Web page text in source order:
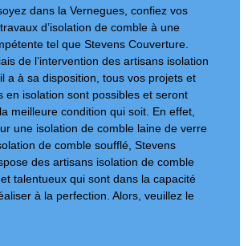
dans la Vernegues, confiez vos
d’isolation de comble à une
tel que Stevens Couverture.
de l’intervention des artisans isolation
a à sa disposition, tous vos projets et
en isolation sont possibles et seront
meilleure condition qui soit. En effet,
une isolation de comble laine de verre
de comble soufflé, Stevens
des artisans isolation de comble
talentueux qui sont dans la capacité
à la perfection. Alors, veuillez le